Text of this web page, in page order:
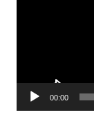
t
r
00:00